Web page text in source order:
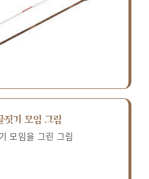
짓기 모임 그림
모임을 그린 그림